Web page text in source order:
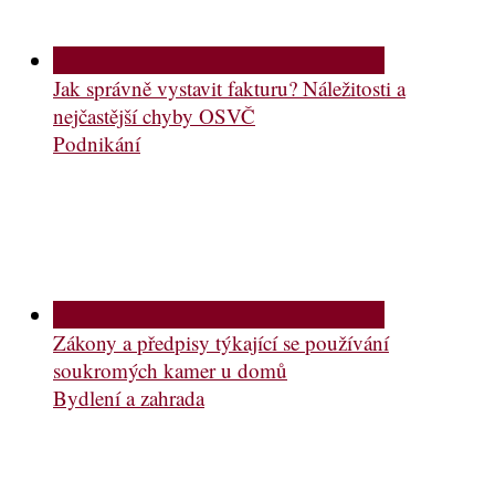
Jak správně vystavit fakturu? Náležitosti a
nejčastější chyby OSVČ
Podnikání
Zákony a předpisy týkající se používání
soukromých kamer u domů
Bydlení a zahrada